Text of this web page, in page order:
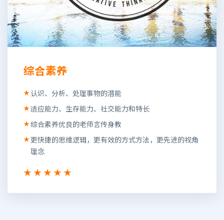
综合素养
认识、分析、处理事物的潜能
适应能力、生存能力、社交能力和特长
综合素养优良的老师言传身教
更快捷的思维逻辑，更有效的方式方法，更先进的视角
理念
★★★★★